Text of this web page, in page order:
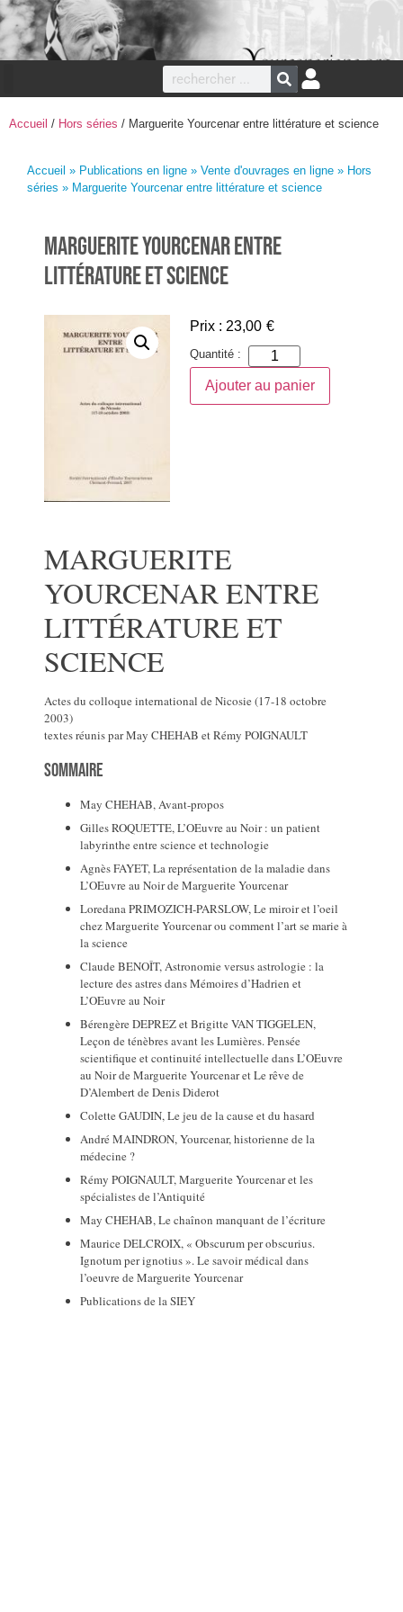
Accueil / Hors séries / Marguerite Yourcenar entre littérature et science
Accueil » Publications en ligne » Vente d'ouvrages en ligne » Hors
séries » Marguerite Yourcenar entre littérature et science
Marguerite Yourcenar entre
littérature et science
Prix : 23,00 €
Quantité :
Ajouter au panier
MARGUERITE
YOURCENAR ENTRE
LITTÉRATURE ET
SCIENCE
Actes du colloque international de Nicosie (17-18 octobre
2003)
textes réunis par May CHEHAB et Rémy POIGNAULT
Sommaire
May CHEHAB, Avant-propos
Gilles ROQUETTE, L’OEuvre au Noir : un patient
labyrinthe entre science et technologie
Agnès FAYET, La représentation de la maladie dans
L’OEuvre au Noir de Marguerite Yourcenar
Loredana PRIMOZICH-PARSLOW, Le miroir et l’oeil
chez Marguerite Yourcenar ou comment l’art se marie à
la science
Claude BENOÎT, Astronomie versus astrologie : la
lecture des astres dans Mémoires d’Hadrien et
L’OEuvre au Noir
Bérengère DEPREZ et Brigitte VAN TIGGELEN,
Leçon de ténèbres avant les Lumières. Pensée
scientifique et continuité intellectuelle dans L’OEuvre
au Noir de Marguerite Yourcenar et Le rêve de
D’Alembert de Denis Diderot
Colette GAUDIN, Le jeu de la cause et du hasard
André MAINDRON, Yourcenar, historienne de la
médecine ?
Rémy POIGNAULT, Marguerite Yourcenar et les
spécialistes de l’Antiquité
May CHEHAB, Le chaînon manquant de l’écriture
Maurice DELCROIX, « Obscurum per obscurius.
Ignotum per ignotius ». Le savoir médical dans
l’oeuvre de Marguerite Yourcenar
Publications de la SIEY